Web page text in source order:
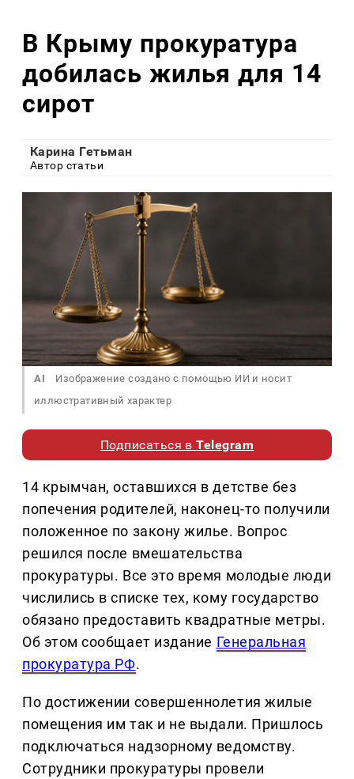
В Крыму прокуратура
добилась жилья для 14
сирот
Карина Гетьман
Автор статьи
AI
Изображение создано с помощью ИИ и носит
иллюстративный характер
Подписаться вTelegram
14 крымчан, оставшихся в детстве без
попечения родителей, наконец-то получили
положенное по закону жилье. Вопрос
решился после вмешательства
прокуратуры. Все это время молодые люди
числились в списке тех, кому государство
обязано предоставить квадратные метры.
Об этом сообщает издание Генеральная
прокуратура РФ.
По достижении совершеннолетия жилые
помещения им так и не выдали. Пришлось
подключаться надзорному ведомству.
Сотрудники прокуратуры провели